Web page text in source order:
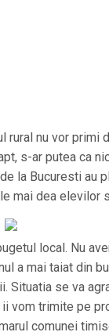
rural nu vor
s-ar putea ca
la Bucuresti au
mai dea elevilor
local. Nu
a mai taiat din
Situatia se va
vom trimite pe
comunei